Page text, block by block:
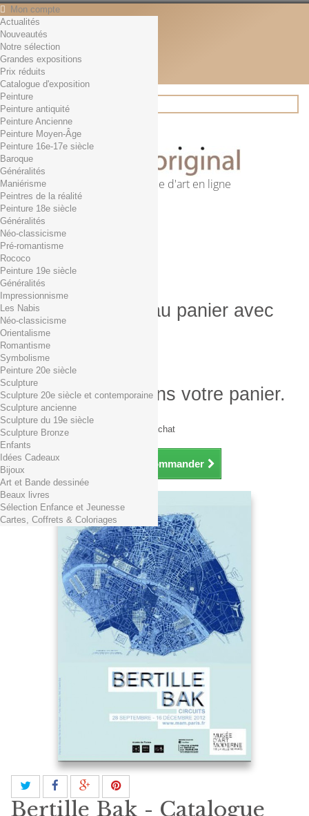
Mon compte
Contact
Français
English
Français
Actualités
Rechercher
Première librairie d'art en ligne
Panier (vide)
Aucun produit
0,01€ dès 29€ d'achat
0,00 € Total
Commander
Produit ajouté au panier avec
succès
Quantité
Total
Il y a 1 produit dans votre panier.
Total produits TTC
Frais de port TTC
0,01€ dès 29€ d'achat
Total TTC
Continuer mes achats Commander
Actualités
Nouveautés
Notre sélection
Grandes expositions
Prix réduits
Catalogue d'exposition
Peinture
Peinture antiquité
Peinture Ancienne
Peinture Moyen-Âge
Peinture 16e-17e siècle
Baroque
Généralités
Maniérisme
Peintres de la réalité
Peinture 18e siècle
Généralités
Néo-classicisme
Pré-romantisme
Rococo
Peinture 19e siècle
Généralités
Impressionnisme
Les Nabis
Néo-classicisme
Orientalisme
Romantisme
Symbolisme
Peinture 20e siècle
Sculpture
Sculpture 20e siècle et contemporaine
Sculpture ancienne
Sculpture du 19e siècle
Sculpture Bronze
Enfants
Idées Cadeaux
Bijoux
Art et Bande dessinée
Beaux livres
Sélection Enfance et Jeunesse
Cartes, Coffrets & Coloriages
Bertille Bak - Catalogue